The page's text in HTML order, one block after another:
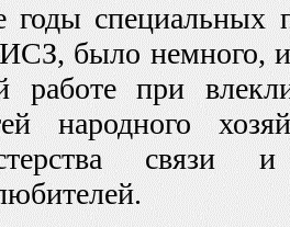
годы специальных
было немного,
работе при
народного
связи